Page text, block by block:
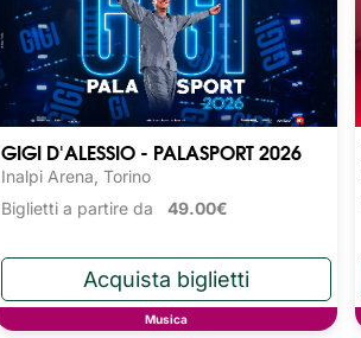
GIGI D'ALESSIO - PALASPORT 2026
Inalpi Arena, Torino
Biglietti a partire da 49.00€
Musica